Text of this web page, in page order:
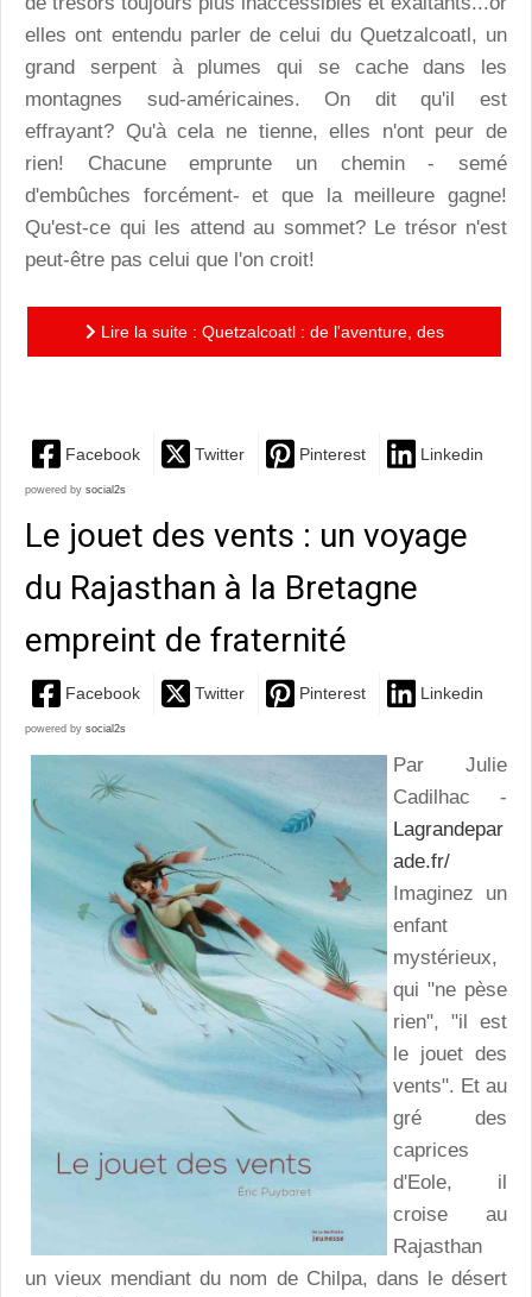
elles ont entendu parler de celui du Quetzalcoatl, un
grand serpent à plumes qui se cache dans les
montagnes sud-américaines. On dit qu'il est
effrayant? Qu'à cela ne tienne, elles n'ont peur de
rien! Chacune emprunte un chemin - semé
d'embûches forcément- et que la meilleure gagne!
Qu'est-ce qui les attend au sommet? Le trésor n'est
peut-être pas celui que l'on croit!
Lire la suite : Quetzalcoatl : de l'aventure, des
Facebook Twitter Pinterest Linkedin
powered by social2s
Le jouet des vents : un voyage
du Rajasthan à la Bretagne
empreint de fraternité
Facebook Twitter Pinterest Linkedin
powered by social2s
Par Julie
Cadilhac -
Lagrandepar
ade.fr/
Imaginez un
enfant
mystérieux,
qui "ne pèse
rien", "il est
le jouet des
vents". Et au
gré des
caprices
d'Eole, il
croise au
Rajasthan
un vieux mendiant du nom de Chilpa, dans le désert